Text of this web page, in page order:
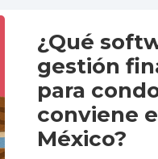
¿Qué
gestión
para
conviene
México?